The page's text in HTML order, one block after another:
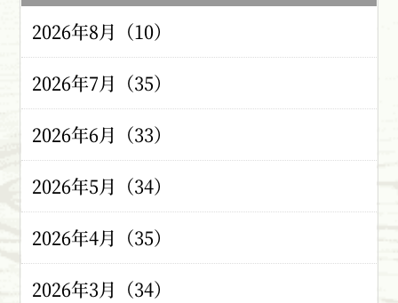
2026年8月（10）
2026年7月（35）
2026年6月（33）
2026年5月（34）
2026年4月（35）
2026年3月（34）